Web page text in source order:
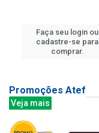
Faça seu login ou
cadastre-se para
comprar.
Promoções Atef
Veja mais